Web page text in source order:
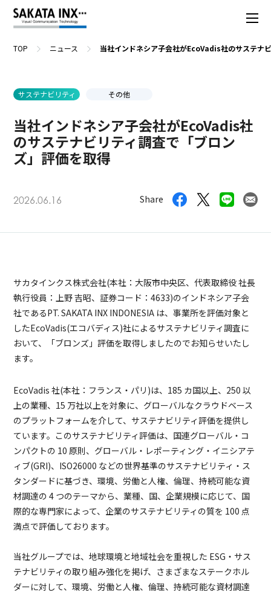
TOP ニュース 当社インドネシア子会社がEcoVadis社のサステナ
サステナビリティ その他
当社インドネシア子会社がEcoVadis社
のサステナビリティ調査で「ブロン
ズ」評価を取得
2026.06.16 Share
サカタインクス株式会社(本社：大阪市中央区、代表取締役 社長
執行役員：上野 吉昭、証券コード：4633)のインドネシア子会
社であるPT. SAKATA INX INDONESIA は、事業所を評価対象と
したEcoVadis(エコバディス)社によるサステナビリティ調査に
おいて、「ブロンズ」評価を取得しましたのでお知らせいたし
ます。
EcoVadis 社(本社：フランス・パリ)は、185 カ国以上、250 以
上の業種、15 万社以上を対象に、グローバルなクラウドベース
のプラットフォームを介して、サステナビリティ評価を提供し
ています。このサステナビリティ評価は、国連グローバル・コ
ンパクトの 10 原則、グローバル・レポーティング・イニシアテ
ィブ(GRI)、ISO26000 などの世界基準のサステナビリティ・ス
タンダードに基づき、環境、労働と人権、倫理、持続可能な資
材調達の 4 つのテーマから、業種、国、企業規模に応じて、国
際的な専門家によって、企業のサステナビリティの質を 100 点
満点で評価しております。
当社グループでは、地球環境と地域社会を重視した ESG・サス
テナビリティの取り組み強化を掲げ、さまざまなステークホル
ダーに対して、環境、労働と人権、倫理、持続可能な資材調達